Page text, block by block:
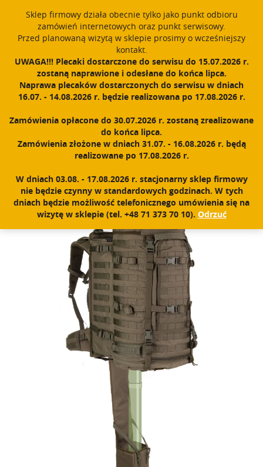
{dataLayer.push(arguments);} gtag('js', new Date()); gtag('config',
'UA-11892555-1');
PROUDLY MADE IN POLAND SINCE 1984 Polski
Zarejestruj się Zaloguj się 0
N
w
g
j
a
Plecak z noszakiem dla PPZR GROM
Sklep firmowy działa obecnie tylko jako punkt odbioru
zamówień internetowych oraz punkt serwisowy.
Przed planowaną wizytą w sklepie prosimy o wcześniejszy
kontakt.
UWAGA!!! Plecaki dostarczone do serwisu do 15.07.2026 r.
zostaną naprawione i odesłane do końca lipca.
Naprawa plecaków dostarczonych do serwisu w dniach
16.07. - 14.08.2026 r. będzie realizowana po 17.08.2026 r.
Zamówienia opłacone do 30.07.2026 r. zostaną zrealizowane
do końca lipca.
Zamówienia złożone w dniach 31.07. - 16.08.2026 r. będą
realizowane po 17.08.2026 r.
W dniach 03.08. - 17.08.2026 r. stacjonarny sklep firmowy
nie będzie czynny w standardowych godzinach. W tych
dniach będzie możliwość telefonicznego umówienia się na
wizytę w sklepie (tel. +48 71 373 70 10). Odrzuć